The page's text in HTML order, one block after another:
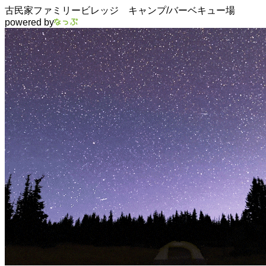
古民家ファミリービレッジ キャンプ/バーベキュー場
powered by